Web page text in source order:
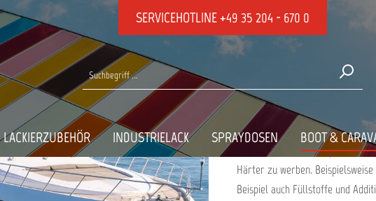
SERVICEHOTLINE+49 35 204 - 670 0
LACKIERZUBEHÖR INDUSTRIELACK SPRAYDOSEN BOOT &
VON
HARZE UND
In unserem Produktsegment
Härter zu werben.
Beispiel auch Füllstoffe und